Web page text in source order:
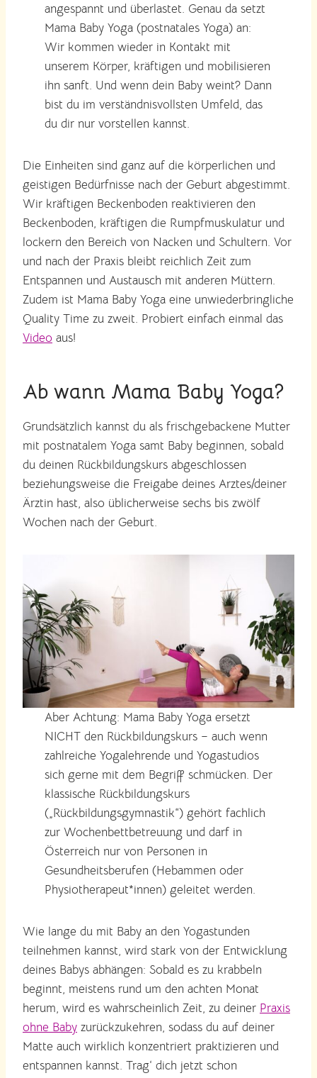
angespannt und überlastet. Genau da setzt
Mama Baby Yoga (postnatales Yoga) an:
Wir kommen wieder in Kontakt mit
unserem Körper, kräftigen und mobilisieren
ihn sanft. Und wenn dein Baby weint? Dann
bist du im verständnisvollsten Umfeld, das
du dir nur vorstellen kannst.
Die Einheiten sind ganz auf die körperlichen und
geistigen Bedürfnisse nach der Geburt abgestimmt.
Wir kräftigen Beckenboden reaktivieren den
Beckenboden, kräftigen die Rumpfmuskulatur und
lockern den Bereich von Nacken und Schultern. Vor
und nach der Praxis bleibt reichlich Zeit zum
Entspannen und Austausch mit anderen Müttern.
Zudem ist Mama Baby Yoga eine unwiederbringliche
Quality Time zu zweit. Probiert einfach einmal das
Video aus!
Ab wann Mama Baby Yoga?
Grundsätzlich kannst du als frischgebackene Mutter
mit postnatalem Yoga samt Baby beginnen, sobald
du deinen Rückbildungskurs abgeschlossen
beziehungsweise die Freigabe deines Arztes/deiner
Ärztin hast, also üblicherweise sechs bis zwölf
Wochen nach der Geburt.
Aber Achtung: Mama Baby Yoga ersetzt
NICHT den Rückbildungskurs – auch wenn
zahlreiche Yogalehrende und Yogastudios
sich gerne mit dem Begriff schmücken. Der
klassische Rückbildungskurs
(„Rückbildungsgymnastik“) gehört fachlich
zur Wochenbettbetreuung und darf in
Österreich nur von Personen in
Gesundheitsberufen (Hebammen oder
Physiotherapeut*innen) geleitet werden.
Wie lange du mit Baby an den Yogastunden
teilnehmen kannst, wird stark von der Entwicklung
deines Babys abhängen: Sobald es zu krabbeln
beginnt, meistens rund um den achten Monat
herum, wird es wahrscheinlich Zeit, zu deiner Praxis
ohne Baby zurückzukehren, sodass du auf deiner
Matte auch wirklich konzentriert praktizieren und
entspannen kannst. Trag‘ dich jetzt schon